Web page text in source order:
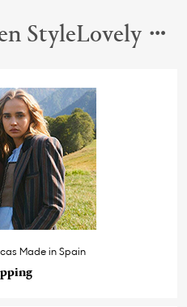
StyleLovely
Made in Spain